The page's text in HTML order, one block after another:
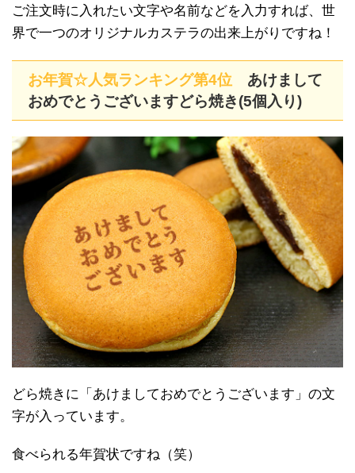
ご注文時に入れたい文字や名前などを入力すれば、世
界で一つのオリジナルカステラの出来上がりですね！
お年賀☆人気ランキング第4位 あけまして
おめでとうございますどら焼き(5個入り)
どら焼きに「あけましておめでとうございます」の文
字が入っています。
食べられる年賀状ですね（笑）